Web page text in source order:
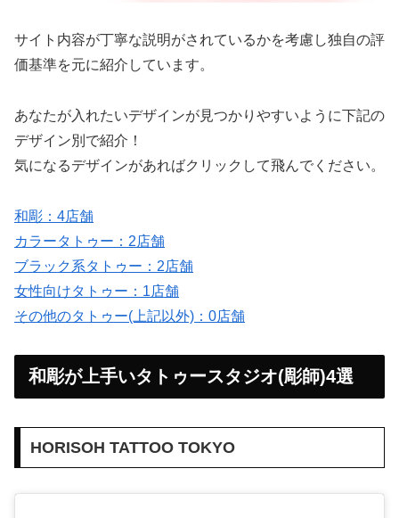
サイト内容が丁寧な説明がされているかを考慮し独自の評
価基準を元に紹介しています。
あなたが入れたいデザインが見つかりやすいように下記の
デザイン別で紹介！
気になるデザインがあればクリックして飛んでください。
和彫：4店舗
カラータトゥー：2店舗
ブラック系タトゥー：2店舗
女性向けタトゥー：1店舗
その他のタトゥー(上記以外)：0店舗
和彫が上手いタトゥースタジオ(彫師)4選
HORISOH TATTOO TOKYO